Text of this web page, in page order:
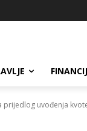
uvođenja